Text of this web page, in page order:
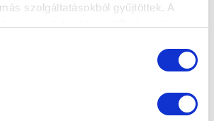
szolgáltatásokból gyűjtöttek. A
folytatásával Ön hozzájárul a